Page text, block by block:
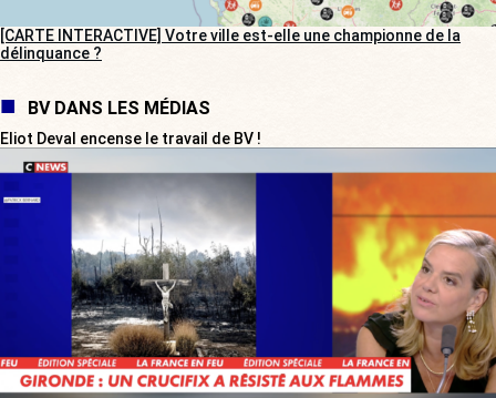
[CARTE INTERACTIVE] Votre ville est-elle une championne de la
délinquance ?
BV DANS LES MÉDIAS
Eliot Deval encense le travail de BV !